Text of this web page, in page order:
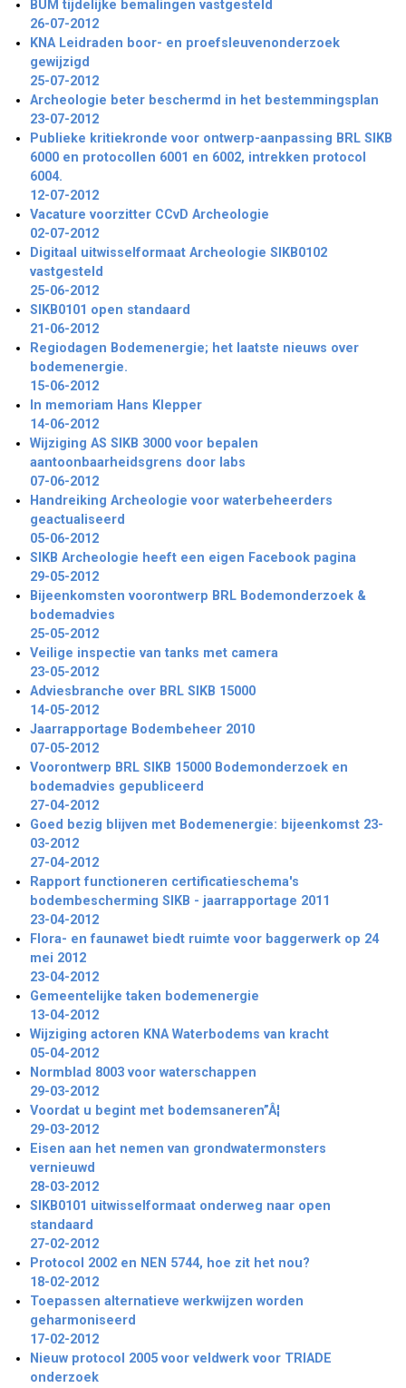
BUM tijdelijke bemalingen vastgesteld
26-07-2012
KNA Leidraden boor- en proefsleuvenonderzoek
gewijzigd
25-07-2012
Archeologie beter beschermd in het bestemmingsplan
23-07-2012
Publieke kritiekronde voor ontwerp-aanpassing BRL SIKB
6000 en protocollen 6001 en 6002, intrekken protocol
6004.
12-07-2012
Vacature voorzitter CCvD Archeologie
02-07-2012
Digitaal uitwisselformaat Archeologie SIKB0102
vastgesteld
25-06-2012
SIKB0101 open standaard
21-06-2012
Regiodagen Bodemenergie; het laatste nieuws over
bodemenergie.
15-06-2012
In memoriam Hans Klepper
14-06-2012
Wijziging AS SIKB 3000 voor bepalen
aantoonbaarheidsgrens door labs
07-06-2012
Handreiking Archeologie voor waterbeheerders
geactualiseerd
05-06-2012
SIKB Archeologie heeft een eigen Facebook pagina
29-05-2012
Bijeenkomsten voorontwerp BRL Bodemonderzoek &
bodemadvies
25-05-2012
Veilige inspectie van tanks met camera
23-05-2012
Adviesbranche over BRL SIKB 15000
14-05-2012
Jaarrapportage Bodembeheer 2010
07-05-2012
Voorontwerp BRL SIKB 15000 Bodemonderzoek en
bodemadvies gepubliceerd
27-04-2012
Goed bezig blijven met Bodemenergie: bijeenkomst 23-
03-2012
27-04-2012
Rapport functioneren certificatieschema's
bodembescherming SIKB - jaarrapportage 2011
23-04-2012
Flora- en faunawet biedt ruimte voor baggerwerk op 24
mei 2012
23-04-2012
Gemeentelijke taken bodemenergie
13-04-2012
Wijziging actoren KNA Waterbodems van kracht
05-04-2012
Normblad 8003 voor waterschappen
29-03-2012
Voordat u begint met bodemsaneren”Â¦
29-03-2012
Eisen aan het nemen van grondwatermonsters
vernieuwd
28-03-2012
SIKB0101 uitwisselformaat onderweg naar open
standaard
27-02-2012
Protocol 2002 en NEN 5744, hoe zit het nou?
18-02-2012
Toepassen alternatieve werkwijzen worden
geharmoniseerd
17-02-2012
Nieuw protocol 2005 voor veldwerk voor TRIADE
onderzoek